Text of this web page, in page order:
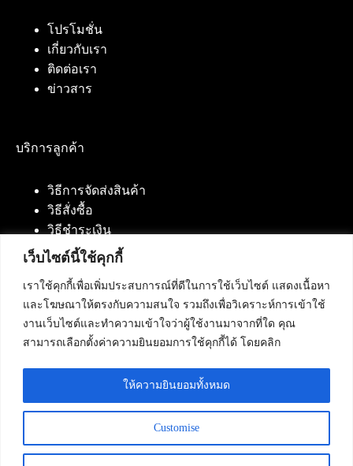
เว็บไซต์นี้ใช้คุกกี้
เราใช้คุกกี้เพื่อเพิ่มประสบการณ์ที่ดีในการใช้เว็บไซต์ แสดงเนื้อหา
และโฆษณาให้ตรงกับความสนใจ รวมถึงเพื่อวิเคราะห์การเข้าใช้
งานเว็บไซต์และทำความเข้าใจว่าผู้ใช้งานมาจากที่ใด คุณ
สามารถเลือกตั้งค่าความยินยอมการใช้คุกกี้ได้ โดยคลิก
Customise
ให้ความยินยอมทั้งหมด
โปรโมชั่น
เกี่ยวกับเรา
ติดต่อเรา
ข่าวสาร
บริการลูกค้า
วิธีการจัดส่งสินค้า
วิธีสั่งซื้อ
วิธีชำระเงิน
ติดต่อเรา
บริษัท เน็ทฟิวชั่น คอมมิวนิเคชั่น จำกัด 420/94 ถนน
นัมเบอร์วัน-ราม 2 แขวงดอกไม้, เขตประเวศ
กรุงเทพมหานคร 10250
โทรศัพท์ :084-553-4055,086-309-5259,